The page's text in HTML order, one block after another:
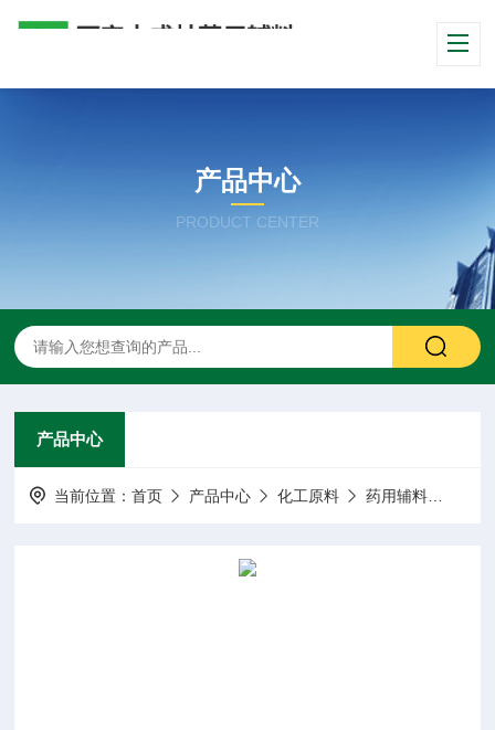
产品中心
PRODUCT CENTER
产品中心
当前位置：首页 产品中心 化工原料 药用辅料